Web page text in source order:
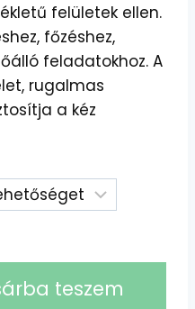
felületek ellen.
főzéshez,
feladatokhoz. A
rugalmas
a kéz
teszem